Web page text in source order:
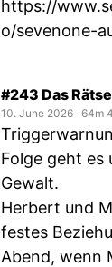
https://
o/sevenone-
#243 Das
10. June 2026 ‧ 64m
Folge geht es
Gewalt.
Herbert und
festes
Abend, wenn